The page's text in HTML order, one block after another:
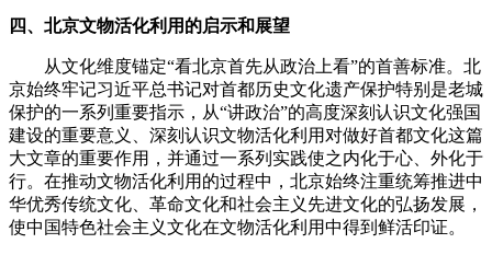
四、北京文物活化利用的启示和展望
从文化维度锚定“看北京首先从政治上看”的首善标准。北
京始终牢记习近平总书记对首都历史文化遗产保护特别是老城
保护的一系列重要指示，从“讲政治”的高度深刻认识文化强国
建设的重要意义、深刻认识文物活化利用对做好首都文化这篇
大文章的重要作用，并通过一系列实践使之内化于心、外化于
行。在推动文物活化利用的过程中，北京始终注重统筹推进中
华优秀传统文化、革命文化和社会主义先进文化的弘扬发展，
使中国特色社会主义文化在文物活化利用中得到鲜活印证。